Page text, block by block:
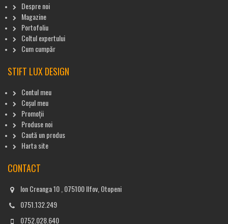
Despre noi
Magazine
Portofoliu
Coltul expertului
Cum cumpăr
STIFT LUX DESIGN
Contul meu
Coșul meu
Promoții
Produse noi
Caută un produs
Harta site
CONTACT
Ion Creanga 10 , 075100 Ilfov, Otopeni
0751.132.249
0752.028.640